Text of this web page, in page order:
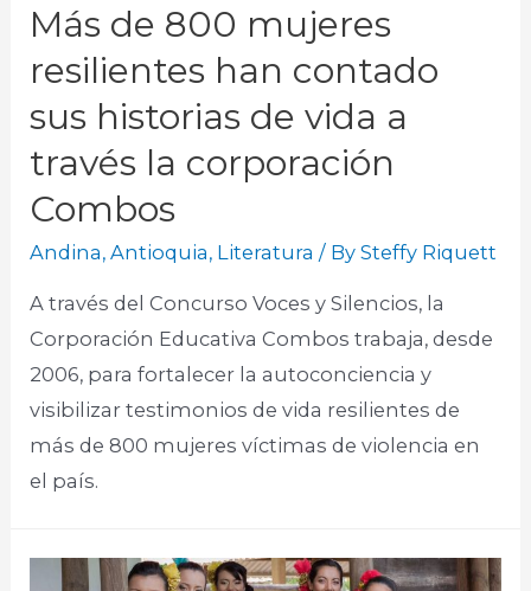
Más de 800 mujeres
resilientes han contado
sus historias de vida a
través la corporación
Combos
Andina,Antioquia, Literatura / BySteffy Riquett
A través del Concurso Voces y Silencios, la
Corporación Educativa Combos trabaja, desde
2006, para fortalecer la autoconciencia y
visibilizar testimonios de vida resilientes de
más de 800 mujeres víctimas de violencia en
el país.